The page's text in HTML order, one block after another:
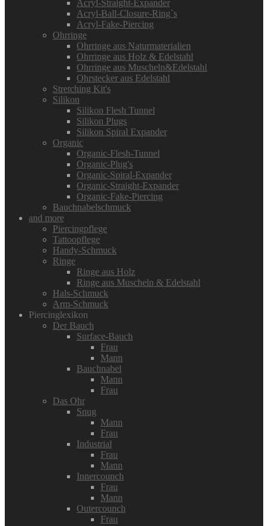
Acryl-Straight-Expander
Acryl-Ball-Closure-Ring`s
Acryl-Fake-Piercing
Ohrringe
Ohrringe aus Naturmaterialien
Ohrringe aus Holz & Edelstahl
Ohrringe aus Muscheln&Edelstahl
Ohrstecker aus Edelstahl
Stretching Kit's
Silikon
Silikon Flesh Tunnel
Silikon Plugs
Silikon Spiral Expander
Organic
Organic-Flesh-Tunnel
Organic-Plug's
Organic-Spiral-Expander
Organic-Straight-Expander
Organic-Fake-Piercing
Bauchnabelschmuck
and more
Piercingpflege
Tattoopflege
Handy-Schmuck
Ringe
Ringe aus Holz
Ringe aus Muscheln & Edelstahl
Hals-Schmuck
Arm-Schmuck
Piercinglexikon
Der Bauch
Surface-Bauch
Frau
Mann
Bauchnabel
Mann
Frau
Das Ohr
Snug
Mann
Frau
Industrial
Frau
Mann
Innercounch
Frau
Mann
Outercounch
Frau